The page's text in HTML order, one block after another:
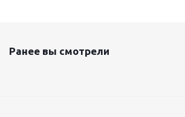
Ранее вы смотрели